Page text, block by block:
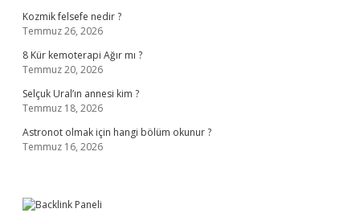
Kozmik felsefe nedir ?
Temmuz 26, 2026
8 Kür kemoterapi Ağır mı ?
Temmuz 20, 2026
Selçuk Ural’ın annesi kim ?
Temmuz 18, 2026
Astronot olmak için hangi bölüm okunur ?
Temmuz 16, 2026